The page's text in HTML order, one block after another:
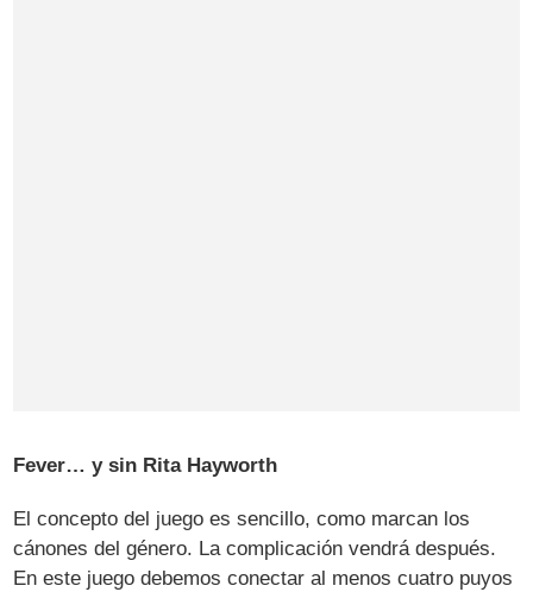
Fever… y sin Rita Hayworth
El concepto del juego es sencillo, como marcan los
cánones del género. La complicación vendrá después.
En este juego debemos conectar al menos cuatro puyos